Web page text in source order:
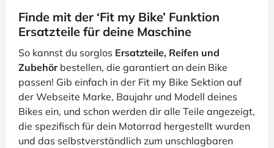
Finde mit der ‘Fit my Bike’ Funktion
Ersatzteile für deine Maschine
So kannst du sorglos Ersatzteile, Reifen und
Zubehörbestellen, die garantiert an dein Bike
passen! Gib einfach in der Fit my Bike Sektion auf
der Webseite Marke, Baujahr und Modell deines
Bikes ein, und schon werden dir alle Teile angezeigt,
die spezifisch für dein Motorrad hergestellt wurden
und das selbstverständlich zum unschlagbaren